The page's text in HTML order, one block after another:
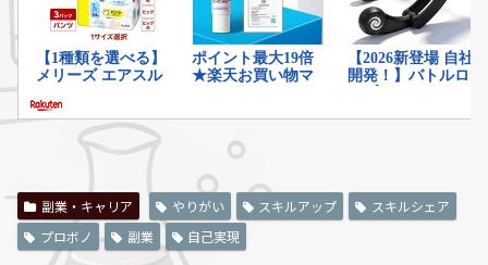
副業・キャリア やりがい スキルアップ
スキルシェア
プロボノ
副業 自己実現